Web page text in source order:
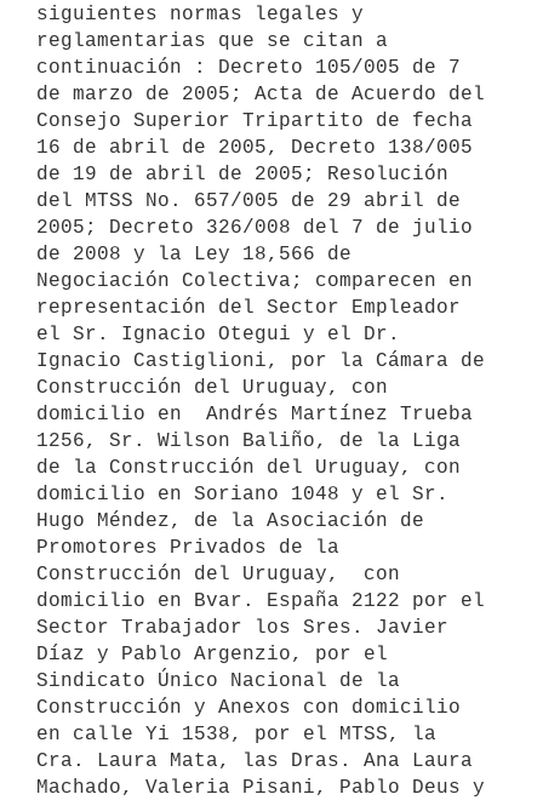
siguientes normas legales y
reglamentarias que se citan a
continuación : Decreto 105/005 de 7
de marzo de 2005; Acta de Acuerdo del
Consejo Superior Tripartito de fecha
16 de abril de 2005, Decreto 138/005
de 19 de abril de 2005; Resolución
del MTSS No. 657/005 de 29 abril de
2005; Decreto 326/008 del 7 de julio
de 2008 y la Ley 18,566 de
Negociación Colectiva; comparecen en
representación del Sector Empleador
el Sr. Ignacio Otegui y el Dr.
Ignacio Castiglioni, por la Cámara de
Construcción del Uruguay, con
domicilio en  Andrés Martínez Trueba
1256, Sr. Wilson Baliño, de la Liga
de la Construcción del Uruguay, con
domicilio en Soriano 1048 y el Sr.
Hugo Méndez, de la Asociación de
Promotores Privados de la
Construcción del Uruguay,  con
domicilio en Bvar. España 2122 por el
Sector Trabajador los Sres. Javier
Díaz y Pablo Argenzio, por el
Sindicato Único Nacional de la
Construcción y Anexos con domicilio
en calle Yi 1538, por el MTSS, la
Cra. Laura Mata, las Dras. Ana Laura
Machado, Valeria Pisani, Pablo Deus y